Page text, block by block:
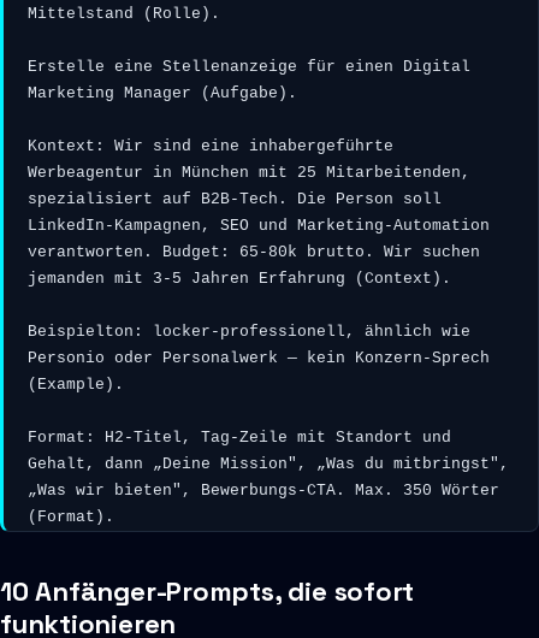
Mittelstand (Rolle).
Erstelle eine Stellenanzeige für einen Digital
Marketing Manager (Aufgabe).
Kontext: Wir sind eine inhabergeführte
Werbeagentur in München mit 25 Mitarbeitenden,
spezialisiert auf B2B-Tech. Die Person soll
LinkedIn-Kampagnen, SEO und Marketing-Automation
verantworten. Budget: 65-80k brutto. Wir suchen
jemanden mit 3-5 Jahren Erfahrung (Context).
Beispielton: locker-professionell, ähnlich wie
Personio oder Personalwerk — kein Konzern-Sprech
(Example).
Format: H2-Titel, Tag-Zeile mit Standort und
Gehalt, dann „Deine Mission", „Was du mitbringst",
„Was wir bieten", Bewerbungs-CTA. Max. 350 Wörter
(Format).
10 Anfänger-Prompts, die sofort
funktionieren